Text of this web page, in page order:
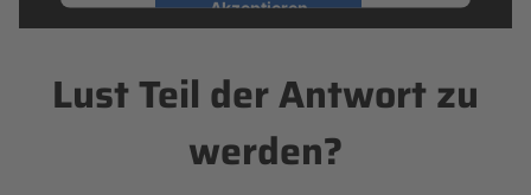
Akzeptieren
Management Platform
Lust Teil der Antwort zu
werden?